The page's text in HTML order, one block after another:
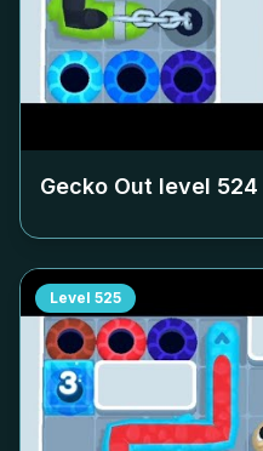
Gecko Out level 524
Level 525